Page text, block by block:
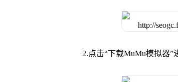
2.点击“下载MuMu模拟器”